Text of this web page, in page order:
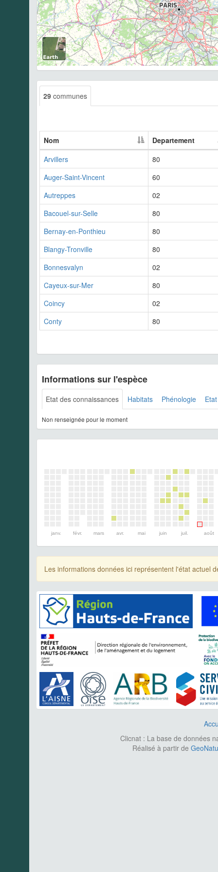
29 communes
Nom
Departement
Arvillers
80
Auger-Saint-Vincent
60
Autreppes
02
Bacouel-sur-Selle
80
Bernay-en-Ponthieu
80
Blangy-Tronville
80
Bonnesvalyn
02
Cayeux-sur-Mer
80
Coincy
02
Conty
80
Informations sur l'espèce
Etat des connaissances Habitats Phénologie
Non renseignée pour le moment
janv. févr. mars avr. mai juin juil. août
Les informations données ici représentent l'état actuel
Clicnat : La base de données
Réalisé à partir de